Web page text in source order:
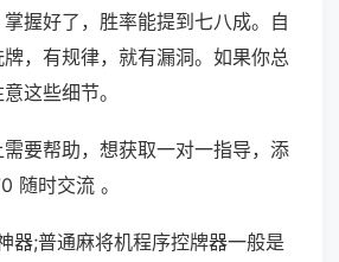
握好了，胜率能提到七八成。自
，有规律，就有漏洞。如果你总
这些细节。
要帮助，想获取一对一指导，添
随时交流 。
器;普通麻将机程序控牌器一般是